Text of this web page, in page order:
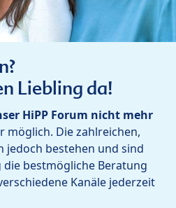
Liebling da!
HiPP Forum nicht mehr
möglich. Die zahlreichen,
jedoch bestehen und sind
bestmögliche Beratung
Kanäle jederzeit